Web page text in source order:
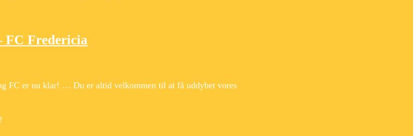
FC Fredericia
FC er nu klar! … Du er altid velkommen til at få uddybet vores